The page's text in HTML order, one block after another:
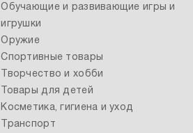
Обучающие и развивающие игры и
игрушки
Оружие
Спортивные товары
Творчество и хобби
Товары для детей
Косметика, гигиена и уход
Транспорт